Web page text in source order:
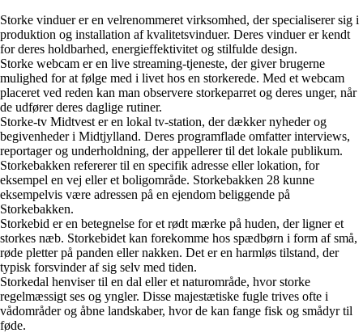
Storke vinduer er en velrenommeret virksomhed, der specialiserer sig i
produktion og installation af kvalitetsvinduer. Deres vinduer er kendt
for deres holdbarhed, energieffektivitet og stilfulde design.
Storke webcam er en live streaming-tjeneste, der giver brugerne
mulighed for at følge med i livet hos en storkerede. Med et webcam
placeret ved reden kan man observere storkeparret og deres unger, når
de udfører deres daglige rutiner.
Storke-tv Midtvest er en lokal tv-station, der dækker nyheder og
begivenheder i Midtjylland. Deres programflade omfatter interviews,
reportager og underholdning, der appellerer til det lokale publikum.
Storkebakken refererer til en specifik adresse eller lokation, for
eksempel en vej eller et boligområde. Storkebakken 28 kunne
eksempelvis være adressen på en ejendom beliggende på
Storkebakken.
Storkebid er en betegnelse for et rødt mærke på huden, der ligner et
storkes næb. Storkebidet kan forekomme hos spædbørn i form af små,
røde pletter på panden eller nakken. Det er en harmløs tilstand, der
typisk forsvinder af sig selv med tiden.
Storkedal henviser til en dal eller et naturområde, hvor storke
regelmæssigt ses og yngler. Disse majestætiske fugle trives ofte i
vådområder og åbne landskaber, hvor de kan fange fisk og smådyr til
føde.